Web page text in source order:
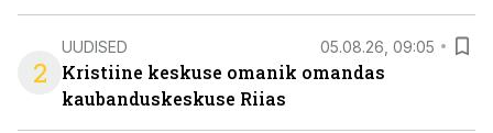
2
UUDISED 05.08.26, 09:05
Kristiine keskuse omanik omandas
kaubanduskeskuse Riias